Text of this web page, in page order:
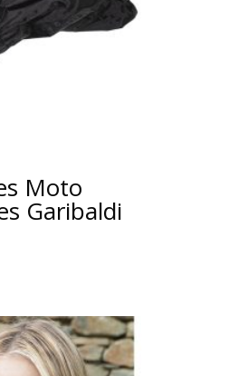
Moto
Garibaldi